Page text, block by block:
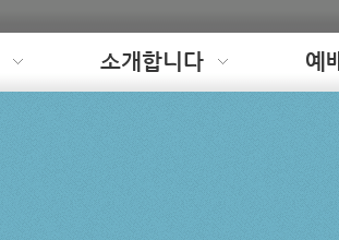
소개합니다 예